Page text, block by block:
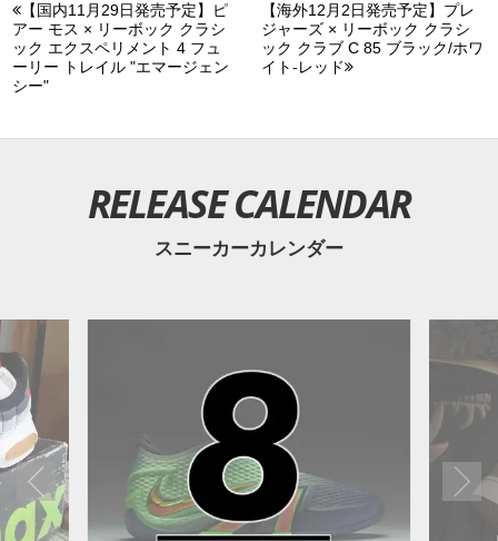
【国内11月29日発売予定】ピ
アー モス × リーボック クラシ
ック エクスペリメント 4 フュ
ーリー トレイル "エマージェン
シー"
【海外12月2日発売予定】プレ
ジャーズ × リーボック クラシ
ック クラブ C 85 ブラック/ホワ
イト-レッド
RELEASE CALENDAR
スニーカーカレンダー